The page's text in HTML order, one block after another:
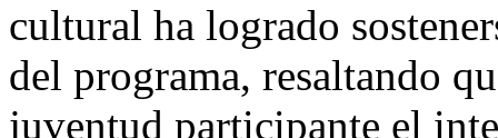
cultural ha logrado
del programa, resaltando
juventud participante el